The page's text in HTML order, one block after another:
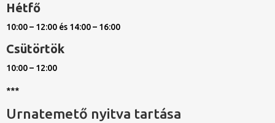
Hétfő
10:00 – 12:00 és 14:00 – 16:00
Csütörtök
10:00 – 12:00
***
Urnatemető nyitva tartása